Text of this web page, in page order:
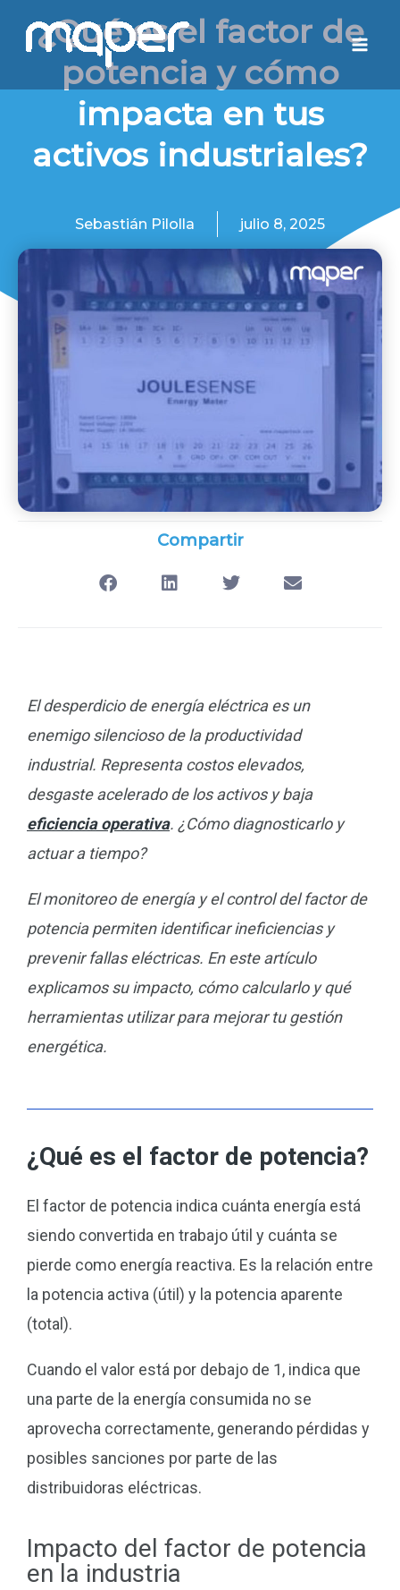
¿Qué es el factor de
potencia y cómo
impacta en tus
activos industriales?
Sebastián Pilolla julio 8, 2025
Compartir
El desperdicio de energía eléctrica es un
enemigo silencioso de la productividad
industrial. Representa costos elevados,
desgaste acelerado de los activos y baja
eficiencia operativa. ¿Cómo diagnosticarlo y
actuar a tiempo?
El monitoreo de energía y el control del factor de
potencia permiten identificar ineficiencias y
prevenir fallas eléctricas. En este artículo
explicamos su impacto, cómo calcularlo y qué
herramientas utilizar para mejorar tu gestión
energética.
¿Qué es el factor de potencia?
El factor de potencia indica cuánta energía está
siendo convertida en trabajo útil y cuánta se
pierde como energía reactiva. Es la relación entre
la potencia activa (útil) y la potencia aparente
(total).
Cuando el valor está por debajo de 1, indica que
una parte de la energía consumida no se
aprovecha correctamente, generando pérdidas y
posibles sanciones por parte de las
distribuidoras eléctricas.
Impacto del factor de potencia
en la industria